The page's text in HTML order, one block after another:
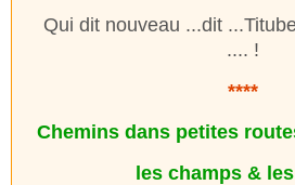
Qui dit nouveau ...dit
.... !
****
Chemins dans petites
les champs &